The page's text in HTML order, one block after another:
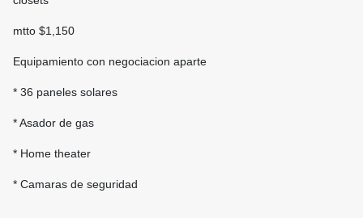
mtto $1,150
Equipamiento con negociacion aparte
* 36 paneles solares
* Asador de gas
* Home theater
* Camaras de seguridad